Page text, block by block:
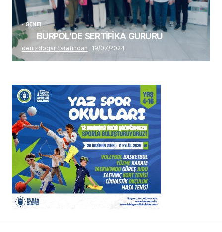
GENEL
BURPOL’DE SERTİFİKA GURURU
denizdogan tarafından 19/07/2024